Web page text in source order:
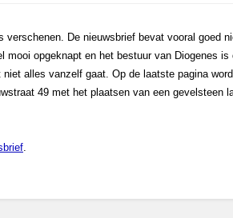
De nieuwsbrief bevat vooral goed
opgeknapt en het bestuur van Diogenes is
alles vanzelf gaat. Op de laatste pagina
49 met het plaatsen van een gevelsteen
.